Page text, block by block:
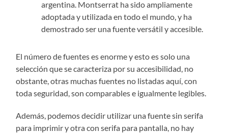
argentina. Montserrat ha sido ampliamente
adoptada y utilizada en todo el mundo, y ha
demostrado ser una fuente versátil y accesible.
El número de fuentes es enorme y esto es solo una
selección que se caracteriza por su accesibilidad, no
obstante, otras muchas fuentes no listadas aquí, con
toda seguridad, son comparables e igualmente legibles.
Además, podemos decidir utilizar una fuente sin serifa
para imprimir y otra con serifa para pantalla, no hay